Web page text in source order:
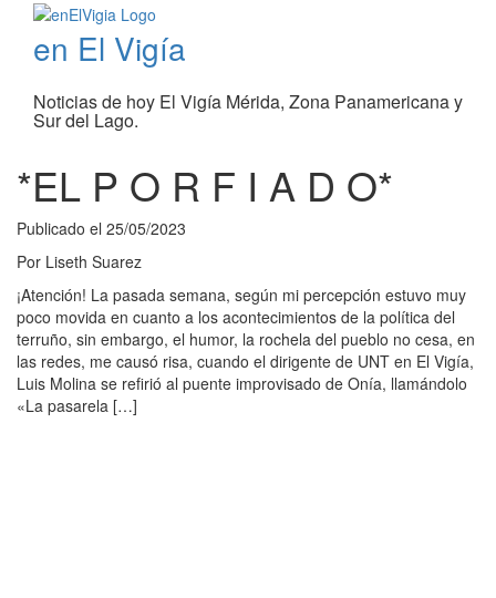
en El Vigía
Noticias de hoy El Vigía Mérida, Zona Panamericana y
Sur del Lago.
*EL P O R F I A D O*
Publicado el 25/05/2023
Por Liseth Suarez
¡Atención! La pasada semana, según mi percepción estuvo muy
poco movida en cuanto a los acontecimientos de la política del
terruño, sin embargo, el humor, la rochela del pueblo no cesa, en
las redes, me causó risa, cuando el dirigente de UNT en El Vigía,
Luis Molina se refirió al puente improvisado de Onía, llamándolo
«La pasarela […]